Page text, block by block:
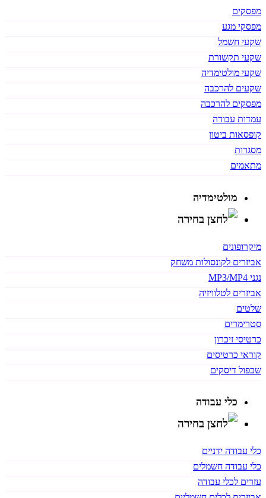
מפסקים
מפסקי מגע
שקעי חשמל
שקעי תקשורת
שקעי מולטימדיה
שקעים להרכבה
מפסקים להרכבה
עמדות עבודה
קופסאות ביטון
מסגרות
מתאמים
מולטימדיה
מיקרופונים
אביזרים לקונסולות משחק
נגני MP3/MP4
אביזרים לטלוויזיה
שלטים
סטרימרים
כרטיסי זיכרון
קוראי כרטיסים
שכפול דיסקים
כלי עבודה
כלי עבודה ידניים
כלי עבודה חשמלים
עזרים לכלי עבודה